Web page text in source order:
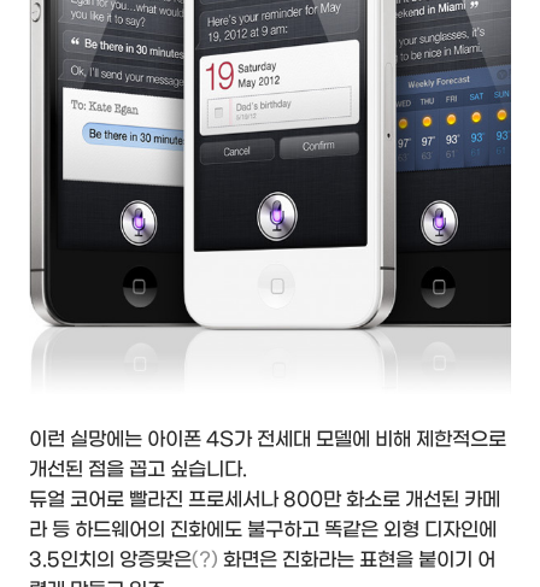
이런 실망에는 아이폰 4S가 전세대 모델에 비해 제한적으로
개선된 점을 꼽고 싶습니다.
듀얼 코어로 빨라진 프로세서나 800만 화소로 개선된 카메
라 등 하드웨어의 진화에도 불구하고 똑같은 외형 디자인에
3.5인치의 앙증맞은(?) 화면은 진화라는 표현을 붙이기 어